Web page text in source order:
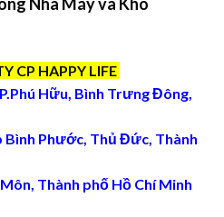
CP HAPPY LIFE
Hữu, Bình Trưng Đông,
Bình Phước, Thủ Đức, Thành
Thành phố Hồ Chí Minh